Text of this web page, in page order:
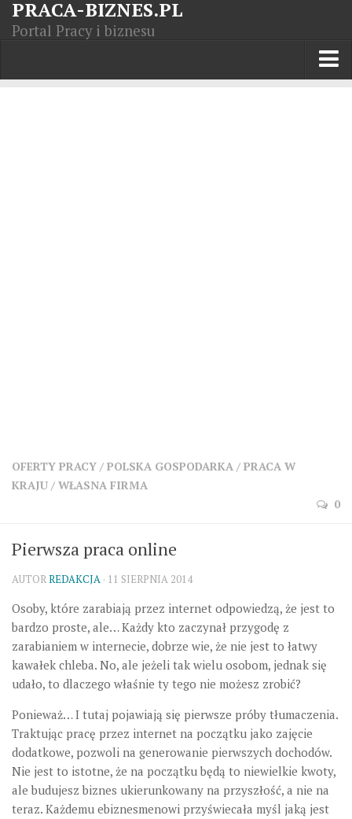
PRACA-BIZNES.PL
Portal Pracy i biznesu
OFERTY PRACY / POLSKA GOSPODARKA / PRACA W
KRAJU / WŁASNA FIRMA
0
Pierwsza praca online
AUTORREDAKCJA · 11 SIERPNIA 2014
Osoby, które zarabiają przez internet odpowiedzą, że jest to
bardzo proste, ale… Każdy kto zaczynał przygodę z
zarabianiem w internecie, dobrze wie, że nie jest to łatwy
kawałek chleba. No, ale jeżeli tak wielu osobom, jednak się
udało, to dlaczego właśnie ty tego nie możesz zrobić?
Ponieważ… I tutaj pojawiają się pierwsze próby tłumaczenia.
Traktując pracę przez internet na początku jako zajęcie
dodatkowe, pozwoli na generowanie pierwszych dochodów.
Nie jest to istotne, że na początku będą to niewielkie kwoty,
ale budujesz biznes ukierunkowany na przyszłość, a nie na
teraz. Każdemu ebiznesmenowi przyświecała myśl jaką jest